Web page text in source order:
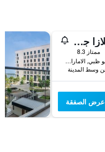
كراون بلازا جزيرة ياس، أحد الفنادق من مجموعة فنادق إنتركونتيننتال
ممتاز 8.3
جزيرة ياس, أبو ظبي, الامارات العربية المتحدة
عرض الصفقة